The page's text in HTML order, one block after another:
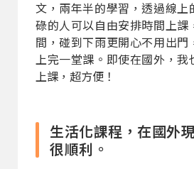
文，兩年半的學習，透過線上
碌的人可以自由安排時間上課
間，碰到下雨更開心不用出門
上完一堂課。即使在國外，我
上課，超方便！
生活化課程，在國外
很順利。